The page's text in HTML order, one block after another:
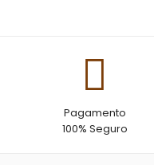
Pagamento
100% Seguro